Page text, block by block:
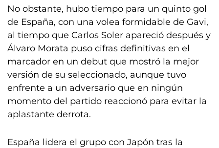
No obstante, hubo tiempo para un quinto gol
de España, con una volea formidable de Gavi,
al tiempo que Carlos Soler apareció después y
Álvaro Morata puso cifras definitivas en el
marcador en un debut que mostró la mejor
versión de su seleccionado, aunque tuvo
enfrente a un adversario que en ningún
momento del partido reaccionó para evitar la
aplastante derrota.
España lidera el grupo con Japón tras la